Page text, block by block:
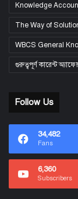
Knowledge
The Way of
WBCS General
গুরুত্বপূর্ণ কারেন্ট
Follow Us
34,482
Fans
6,360
Subscribers